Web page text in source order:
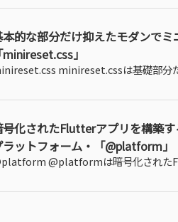
的な部分だけ抑えたモダンでミ
minireset.css」
minireset.cssは基礎部分
号化されたFlutterアプリを構築
ラットフォーム・「@platform」
@platformは暗号化された